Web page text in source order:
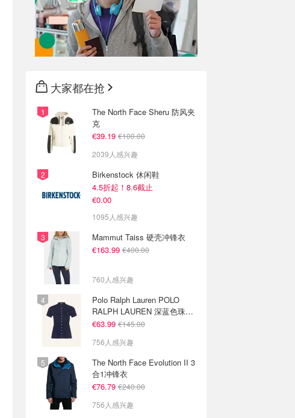
大家都在抢
The North Face Sheru 防风夹
克
€39.19 €100.00
2039人感兴趣
Birkenstock 休闲鞋
4.5折起！8.6截止
€0.00
1095人感兴趣
Mammut Taiss 硬壳冲锋衣
€163.99 €400.00
760人感兴趣
Polo Ralph Lauren POLO
RALPH LAUREN 深蓝色珠地
布 Polo衫
€63.99 €145.00
756人感兴趣
The North Face Evolution II 3
合1冲锋衣
€76.79 €240.00
756人感兴趣